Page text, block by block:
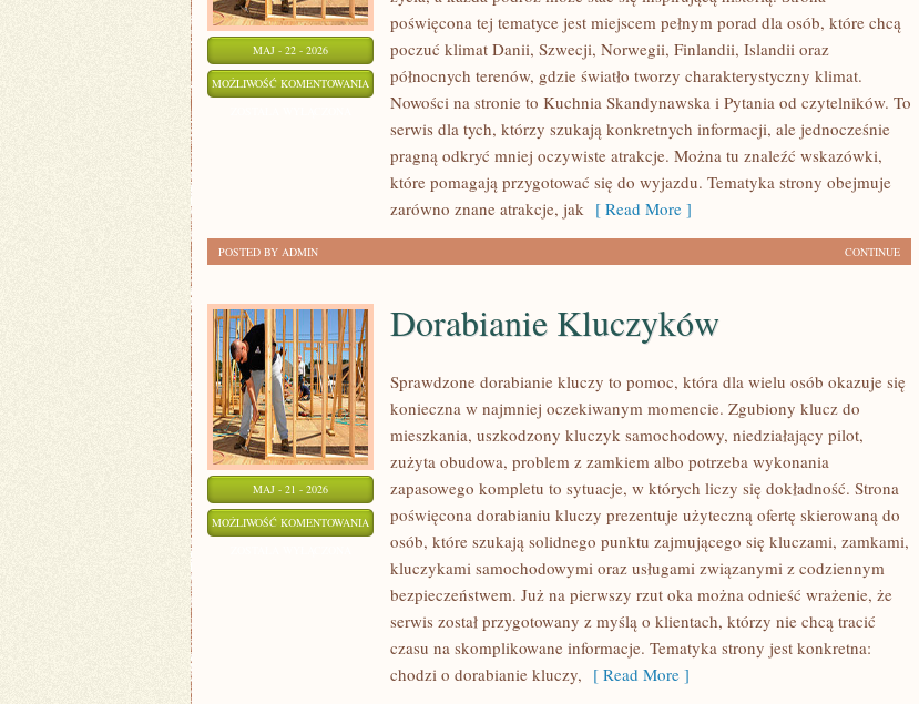
MAJ - 22 - 2026
MOŻLIWOŚĆ KOMENTOWANIA ZORZA
POLARNA
ZJAWISKA
NATURY
poświęcona tej tematyce jest miejscem pełnym porad dla osób, które chcą
poczuć klimat Danii, Szwecji, Norwegii, Finlandii, Islandii oraz
północnych terenów, gdzie światło tworzy charakterystyczny klimat.
Nowości na stronie to Kuchnia Skandynawska i Pytania od czytelników. To
serwis dla tych, którzy szukają konkretnych informacji, ale jednocześnie
pragną odkryć mniej oczywiste atrakcje. Można tu znaleźć wskazówki,
które pomagają przygotować się do wyjazdu. Tematyka strony obejmuje
zarówno znane atrakcje, jak [ Read More ]
CONTINUE
POSTED BY ADMIN
MAJ - 21 - 2026
MOŻLIWOŚĆ KOMENTOWANIA DORABIANIE
KLUCZYKÓW
Dorabianie Kluczyków
Sprawdzone dorabianie kluczy to pomoc, która dla wielu osób okazuje się
konieczna w najmniej oczekiwanym momencie. Zgubiony klucz do
mieszkania, uszkodzony kluczyk samochodowy, niedziałający pilot,
zużyta obudowa, problem z zamkiem albo potrzeba wykonania
zapasowego kompletu to sytuacje, w których liczy się dokładność. Strona
poświęcona dorabianiu kluczy prezentuje użyteczną ofertę skierowaną do
osób, które szukają solidnego punktu zajmującego się kluczami, zamkami,
kluczykami samochodowymi oraz usługami związanymi z codziennym
bezpieczeństwem. Już na pierwszy rzut oka można odnieść wrażenie, że
serwis został przygotowany z myślą o klientach, którzy nie chcą tracić
czasu na skomplikowane informacje. Tematyka strony jest konkretna:
chodzi o dorabianie kluczy, [ Read More ]